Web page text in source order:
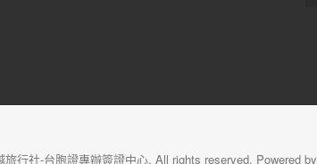
行社-台胞證專辦簽證中心. All rights reserved. Powered by